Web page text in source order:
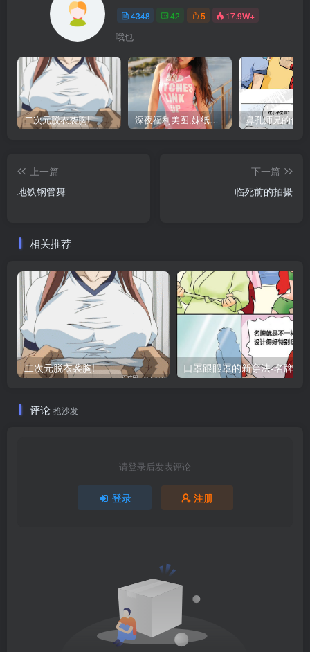
4348 42 5 17.9W+
哦也
二次元脱衣袭胸! 深夜福利美图,妹纸来诱惑啦
上一篇
地铁钢管舞
下一篇
临死前的拍摄
相关推荐
二次元脱衣袭胸! 口罩跟眼罩的新穿法-名牌泳
评论 抢沙发
请登录后发表评论
登录 注册